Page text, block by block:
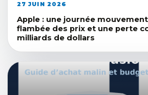
27 JUIN 2026
Apple : une journée
flambée des prix et une perte
milliards de dollars